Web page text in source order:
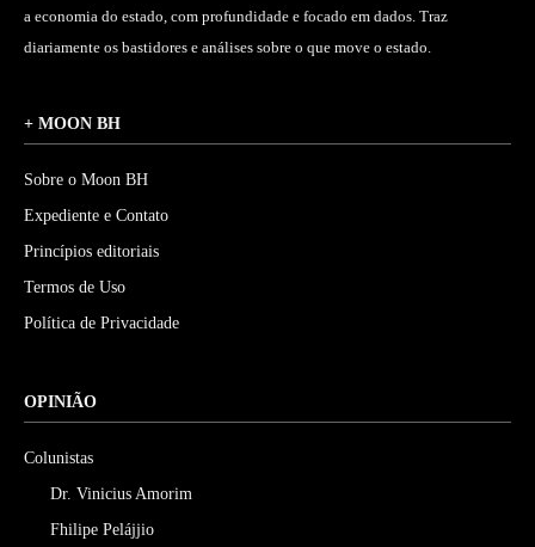
a economia do estado, com profundidade e focado em dados. Traz
diariamente os bastidores e análises sobre o que move o estado.
+ MOON BH
Sobre o Moon BH
Expediente e Contato
Princípios editoriais
Termos de Uso
Política de Privacidade
OPINIÃO
Colunistas
Dr. Vinicius Amorim
Fhilipe Pelájjio